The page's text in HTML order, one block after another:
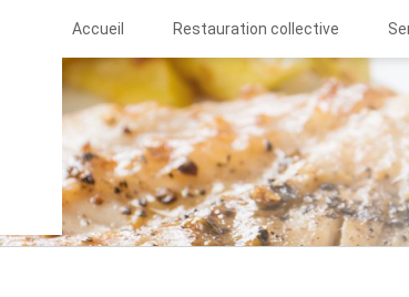
Accueil Restauration collective